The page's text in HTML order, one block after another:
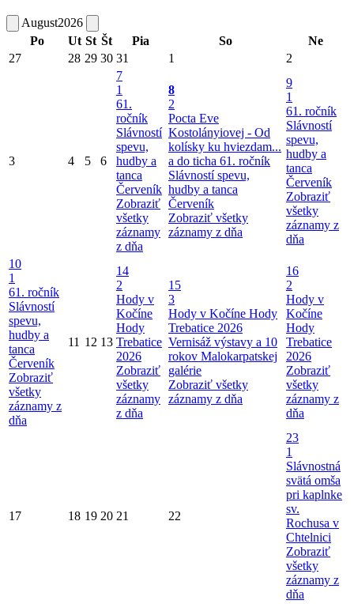
August2026
Po
Ut St Št Pia So
Ne
27
28 29 30 31 1 2
3 4 5 6
7
1
61.
ročník
Slávností
spevu,
hudby a
tanca
Červeník
Zobraziť
všetky
záznamy
z dňa
8
2
Pocta Eve
Kostolányiovej - Od
kolísky ku hviezdam...
a do ticha 61. ročník
Slávností spevu,
hudby a tanca
Červeník
Zobraziť všetky
záznamy z dňa
9
1
61. ročník
Slávností
spevu,
hudby a
tanca
Červeník
Zobraziť
všetky
záznamy z
dňa
10
1
61. ročník
Slávností
spevu,
hudby a
tanca
Červeník
Zobraziť
všetky
záznamy z
dňa
11 12 13
14
2
Hody v
Kočíne
Hody
Trebatice
2026
Zobraziť
všetky
záznamy
z dňa
15
3
Hody v Kočíne Hody
Trebatice 2026
Vernisáž výstavy a 10
rokov Malokarpatskej
galérie
Zobraziť všetky
záznamy z dňa
16
2
Hody v
Kočíne
Hody
Trebatice
2026
Zobraziť
všetky
záznamy z
dňa
17 18 19 20 21 22
23
1
Slávnostná
svätá omša
pri kaplnke
sv.
Rochusa v
Chtelnici
Zobraziť
všetky
záznamy z
dňa